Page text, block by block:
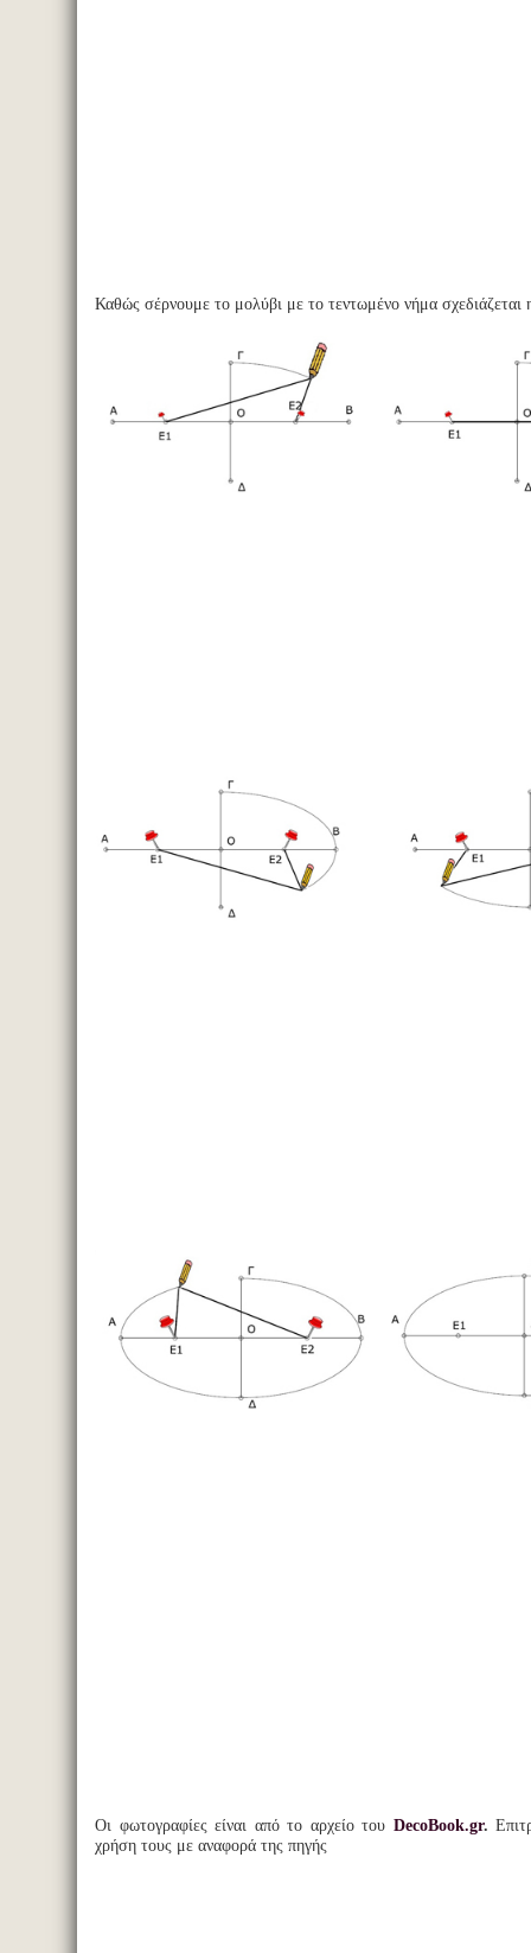
Καθώς σέρνουμε το μολύβι με το τεντωμένο νήμα σχεδιάζεται
Οι φωτογραφίες είναι από το αρχείο του DecoBook.gr.
χρήση τους με αναφορά της πηγής